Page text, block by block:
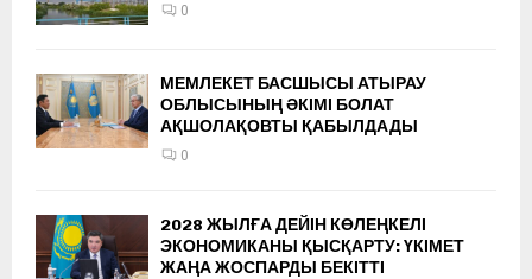
0
МЕМЛЕКЕТ БАСШЫСЫ АТЫРАУ
ОБЛЫСЫНЫҢ ӘКІМІ БОЛАТ
АҚШОЛАҚОВТЫ ҚАБЫЛДАДЫ
0
2028 ЖЫЛҒА ДЕЙІН КӨЛЕҢКЕЛІ
ЭКОНОМИКАНЫ ҚЫСҚАРТУ: ҮКІМЕТ
ЖАҢА ЖОСПАРДЫ БЕКІТТІ